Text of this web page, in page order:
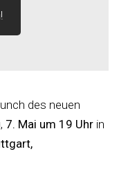
des neuen
7. Mai um 19 Uhr in